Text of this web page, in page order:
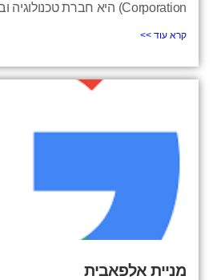
Corporation) היא חברת טכנולוגיה ובידור...
קרא עוד >>
מניית אלפאבית